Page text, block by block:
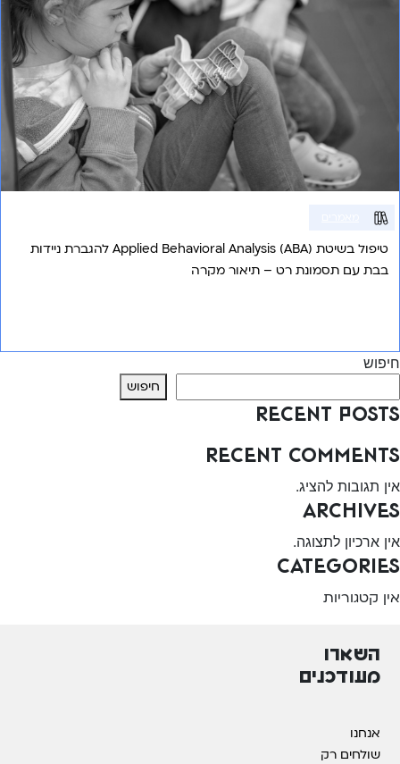
טיפול בשיטת (Applied Behavioral Analysis (ABA להגברת ניידות
בבת עם תסמונת רט – תיאור מקרה
חיפוש
חיפוש
Recent Posts
Recent Comments
אין תגובות להציג.
Archives
אין ארכיון לתצוגה.
Categories
אין קטגוריות
השארו
מעודכנים
אנחנו
שולחים רק